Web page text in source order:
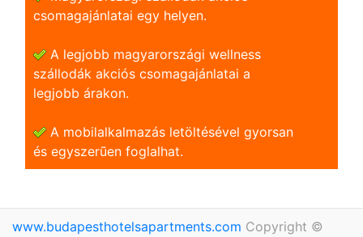
csomagajánlatai egy helyen.
A legjobb magyarországi wellness
szállodák akciós csomagajánlatai a
legjobb árakon.
A mobilalkalmazás letöltésével gyorsan
és egyszerũen foglalhat.
www.budapesthotelsapartments.com Copyright ©